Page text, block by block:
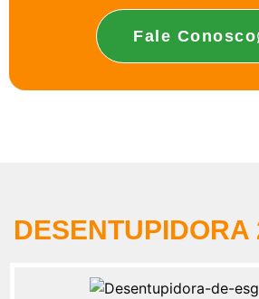
Fale Conosco
DESENTUPIDORA